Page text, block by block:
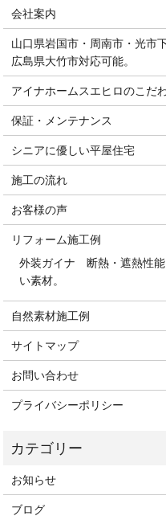
会社案内
山口県岩国市・周南市・光市
広島県大竹市対応可能。
アイナホームスエヒロのこだ
保証・メンテナンス
シニアに優しい平屋住宅
施工の流れ
お客様の声
リフォーム施工例
外装ガイナ 断熱・遮熱性能
い素材。
自然素材施工例
サイトマップ
お問い合わせ
プライバシーポリシー
お知らせ
ブログ